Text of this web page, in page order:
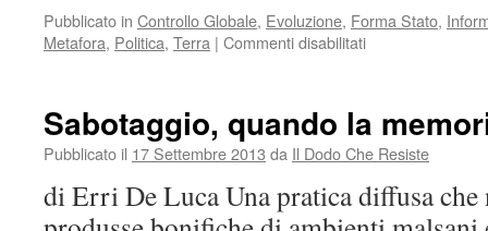
Pubblicato in Controllo Globale, Evoluzione, Forma Stato,
Metafora, Politica, Terra | Commenti disabilitatisu
di
una
coscienza
collettiva
Sabotaggio, quando la
Pubblicato il 17 Settembre 2013 da Il Dodo Che Resiste
di Erri De Luca Una pratica diffusa che